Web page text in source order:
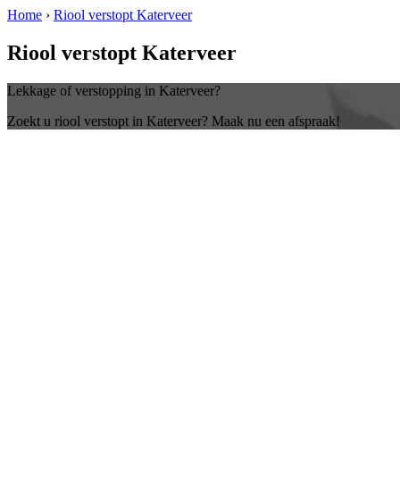
Home › Riool verstopt Katerveer
Riool verstopt Katerveer
Lekkage of verstopping in Katerveer?
Zoekt u riool verstopt in Katerveer? Maak nu een afspraak!